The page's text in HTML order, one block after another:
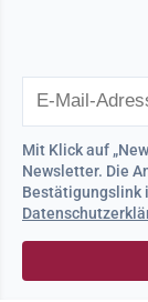
Mit Klick auf
Newsletter. Die
Bestätigungslink